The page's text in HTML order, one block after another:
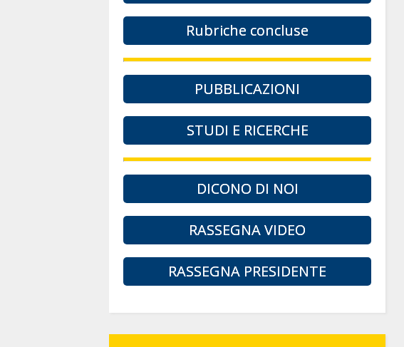
Rubriche concluse
PUBBLICAZIONI
STUDI E RICERCHE
DICONO DI NOI
RASSEGNA VIDEO
RASSEGNA PRESIDENTE